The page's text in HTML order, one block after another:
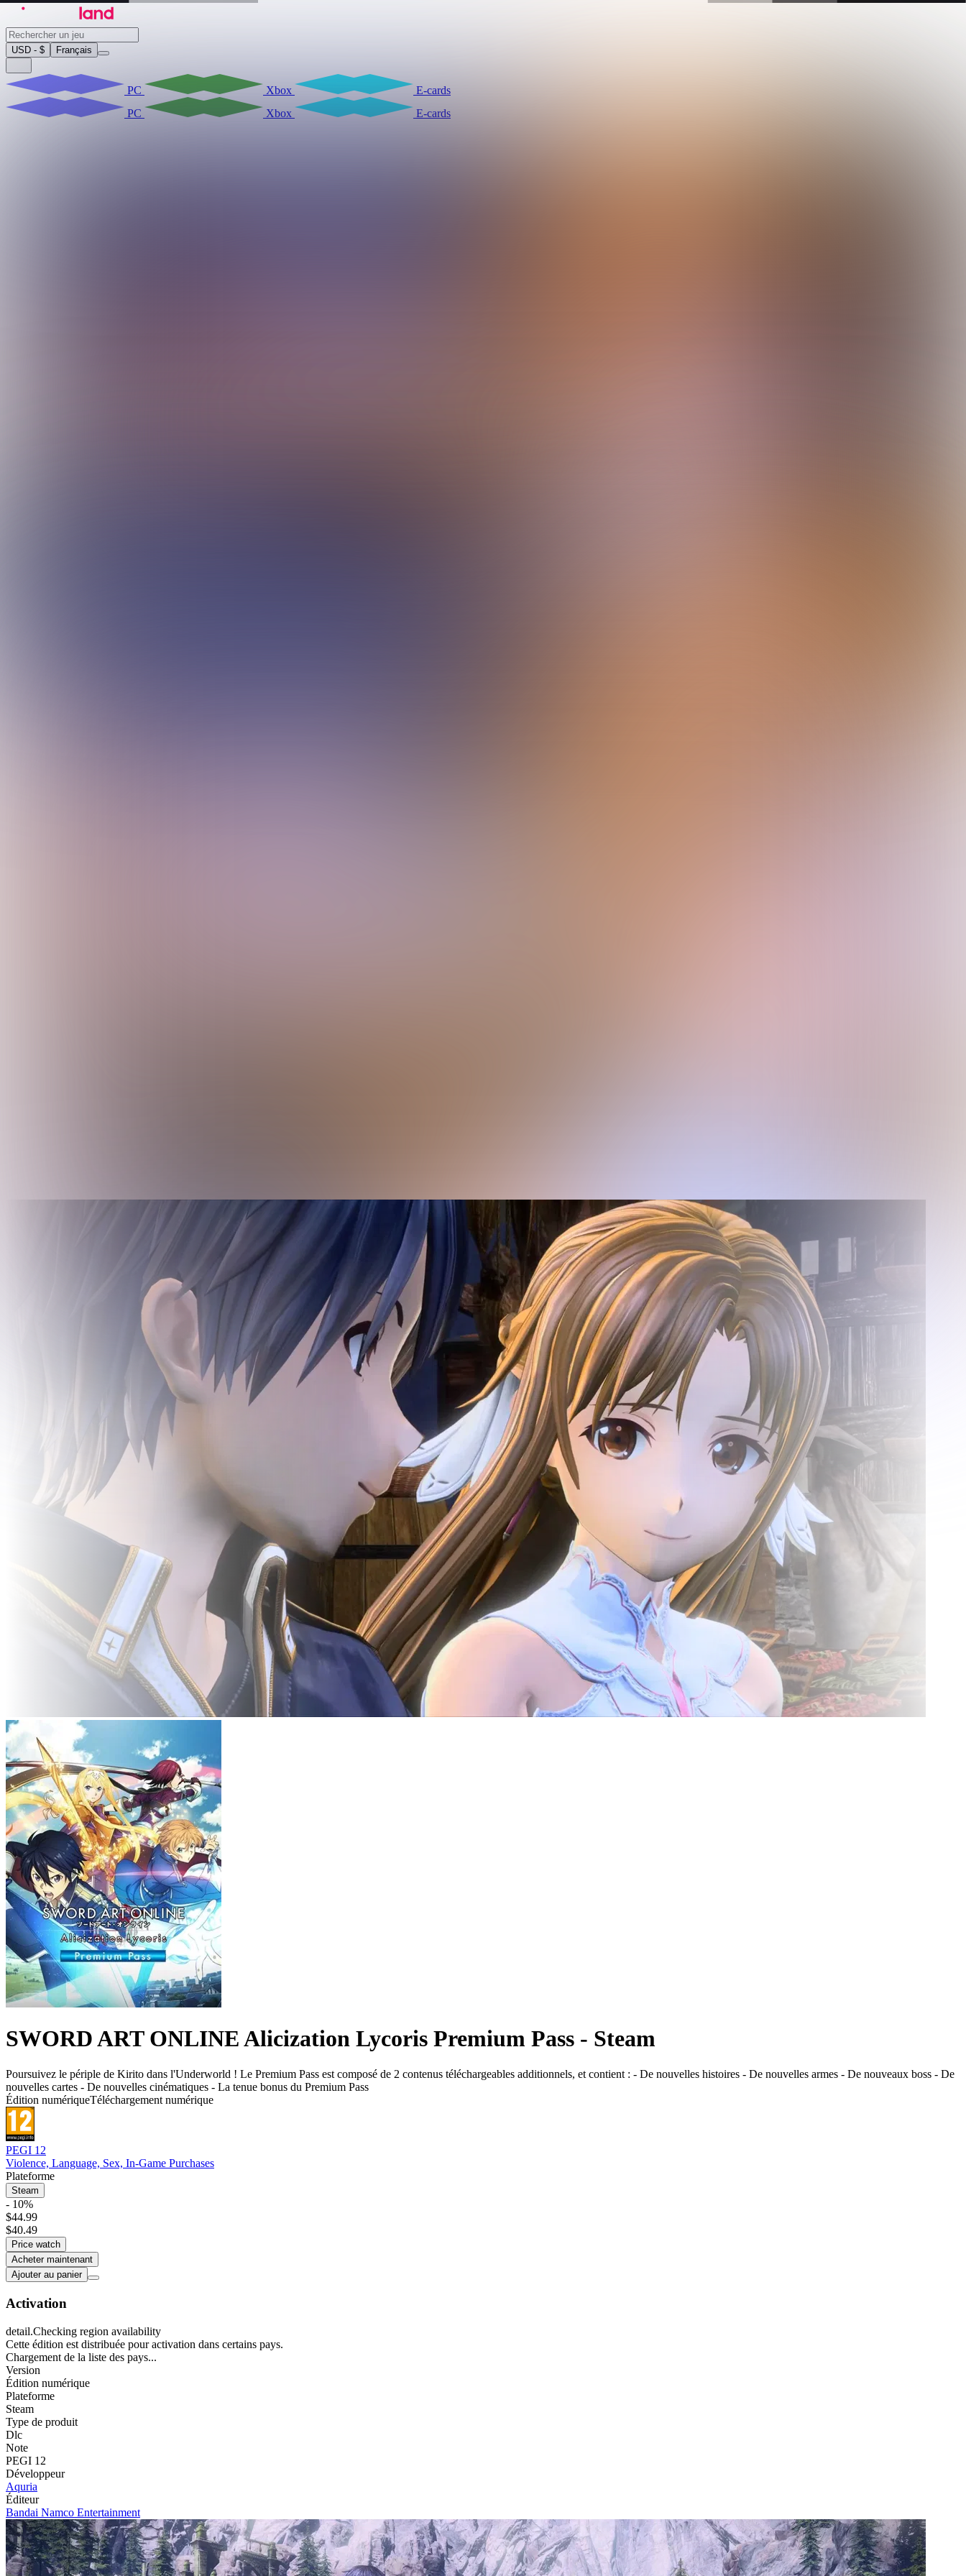
USD - $ Français
PC Xbox
E-cards
PC
Xbox E-cards
SWORD ART ONLINE Alicization Lycoris Premium Pass - Steam
Poursuivez le périple de Kirito dans l'Underworld ! Le Premium Pass est composé de 2 contenus téléchargeables additionnels, et contient : - De nouvelles histoires - De nouvelles armes - De nouveaux boss - De
nouvelles cartes - De nouvelles cinématiques - La tenue bonus du Premium Pass
Édition numériqueTéléchargement numérique
PEGI 12
Violence, Language, Sex, In-Game Purchases
Plateforme
Steam
- 10%
$44.99
$40.49
Price watch
Acheter maintenant
Ajouter au panier
Activation
detail.Checking region availability
Cette édition est distribuée pour activation dans certains pays.
Chargement de la liste des pays...
Version
Édition numérique
Plateforme
Steam
Type de produit
Dlc
Note
PEGI 12
Développeur
Aquria
Éditeur
Bandai Namco Entertainment